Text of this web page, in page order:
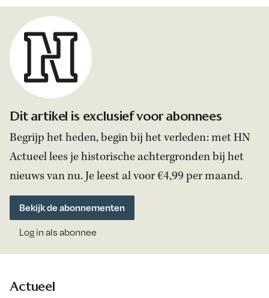
Dit artikel is exclusief voor abonnees
Begrijp het heden, begin bij het verleden: met HN
Actueel lees je historische achtergronden bij het
nieuws van nu. Je leest al voor €4,99 per maand.
Bekijk de abonnementen
Log in als abonnee
Actueel